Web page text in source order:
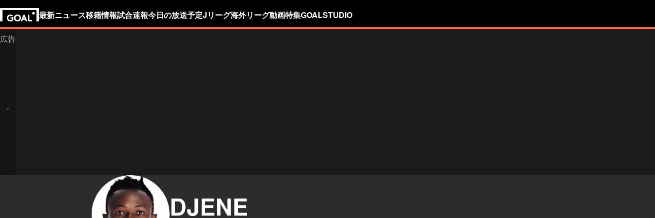
最新ニュース移籍情報試合速報今日の放送予定Jリーグ海外リーグ動画特集GOALSTUDIO
DJENE